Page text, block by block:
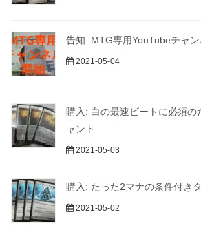
告知: MTG専用YouTubeチャ
2021-05-04
購入: 白の最速ビートに必須の
ャント
2021-05-03
購入: たった2マナの条件付き
2021-05-02